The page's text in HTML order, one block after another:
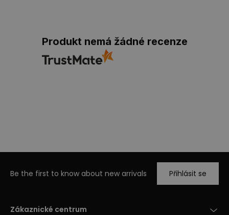
Produkt nemá žádné recenze
Be the first to know about new arrivals Přihlásit se
Zákaznické centrum